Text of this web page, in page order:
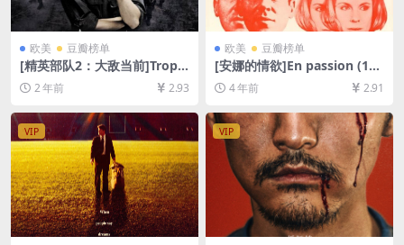
欧美 豆瓣榜单
[精英部队2：大敌当前]Tropa
de Elite 2 – O Inimigo Agor
a É Outro (2010)[百度网盘
资源][网盘在线播放/下载][MP
4/7.4GB][中英字幕]
2 年前 2.93
欧美 豆瓣榜单
[安娜的情欲]En passion (196
9)[百度网盘+迅雷云盘资源10
80P超清未删减][MP4/6GB]
4 年前 2.91
VIP VIP